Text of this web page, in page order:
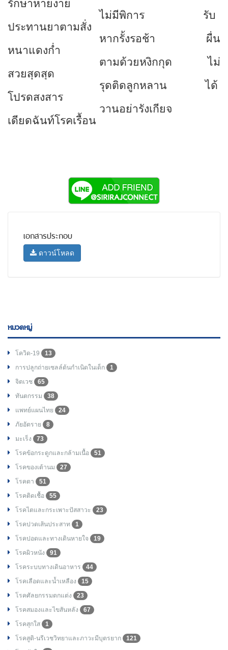
รักษาหายง่าย
ไม่มีพิการ
รับ
ประทานยาตามสั่ง
หากรั้งรอช้า
ผื่น
หนาแดงก่ำ
ตามด้วยหงิกกุด
ไม่
สวยสุดสุด
รุดติดลูกหลาน
ได้
โปรดสงสาร
วานอย่ารังเกียจ
เดียดฉันท์โรคเรื้อน
เอกสารประกอบ
ดาวน์โหลด
หมวดหมู่
โควิด-19
13
การปลูกถ่ายเซลล์ต้นกำเนิดในเด็ก
1
จิตเวช
65
ทันตกรรม
38
แพทย์แผนไทย
24
ภัยอัตราย
8
มะเร็ง
73
โรคข้อกระดูกและกล้ามเนื้อ
51
โรคของเต้านม
27
โรคตา
51
โรคติดเชื้อ
55
โรคไตและกระเพาะปัสสาวะ
23
โรคปวดเส้นประสาท
1
โรคปอดและทางเดินหายใจ
19
โรคผิวหนัง
91
โรคระบบทางเดินอาหาร
44
โรคเลือดและน้ำเหลือง
15
โรคศัลยกรรมตกแต่ง
23
โรคสมองและไขสันหลัง
67
โรคสุกใส
1
โรคสูติ-นรีเวชวิทยาและภาวะมีบุตรยาก
121